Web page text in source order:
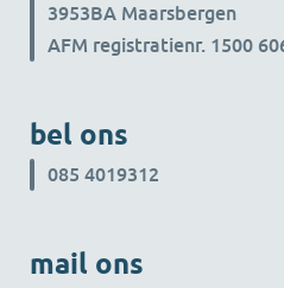
ons de
nog verder te
serviceorganisatie
vakmensen die
en verhuur en
3953BA Maarsbergen
AFM registratienr. 1500
bel ons
085 4019312
mail ons